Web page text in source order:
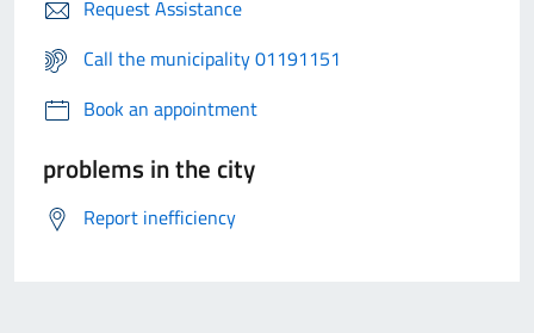
Request Assistance
Call the municipality 01191151
Book an appointment
problems in the city
Report inefficiency